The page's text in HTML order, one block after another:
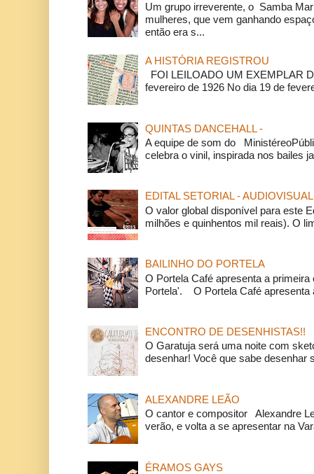
Um grupo irreverente, o Samba
mulheres, que vem ganhando
então era s...
A HISTÓRIA REGISTROU
FOI LEILOADO UM EXEMPLAR
fevereiro de 1926 No dia 19 de
QUINTAS DANCEHALL -
A equipe de som do
celebra o vinil, inspirada nos bailes
EDITAL SETORIAL - AUDIOVISUAL
O valor global disponível para este
milhões e quinhentos mil reais). O
BAILINHO DO PORTELA
O Portela Café apresenta a
Portela'. O Portela Café apresenta
ENCONTRO DE DESENHISTAS!!
O Garatuja será uma noite com
desenhar! Você que sabe desenhar
ALEXANDRE LEÃO
O cantor e compositor Alexandre
verão, e volta a se apresentar na
ÉRAMOS GAYS